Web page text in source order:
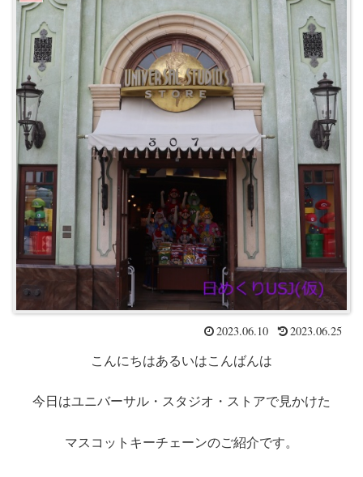
2023.06.10 2023.06.25
こんにちはあるいはこんばんは
今日はユニバーサル・スタジオ・ストアで見かけた
マスコットキーチェーンのご紹介です。